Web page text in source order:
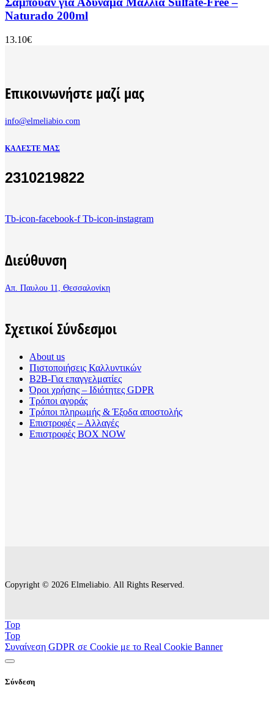
Naturado 200ml
13.10€
Επικοινωνήστε μαζί μας
info@elmeliabio.com
ΚΑΛΈΣΤΕ ΜΑΣ
2310219822
Tb-icon-facebook-f Tb-icon-instagram
Διεύθυνση
Απ. Παυλου 11, Θεσσαλονίκη
Σχετικοί Σύνδεσμοι
About us
Πιστοποιήσεις Καλλυντικών
B2B-Για επαγγελματίες
Όροι χρήσης – Ιδιότητες GDPR
Τρόποι αγοράς
Τρόποι πληρωμής & Έξοδα αποστολής
Επιστροφές – Αλλαγές
Επιστροφές BOX NOW
Copyright © 2026 Elmeliabio. All Rights Reserved.
Top
Top
Συναίνεση GDPR σε Cookie με το Real Cookie Banner
Σύνδεση